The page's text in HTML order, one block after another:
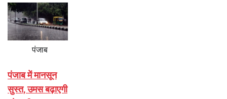
पंजाब
पंजाब में मानसून
सुस्त, उमस बढ़ाएगी